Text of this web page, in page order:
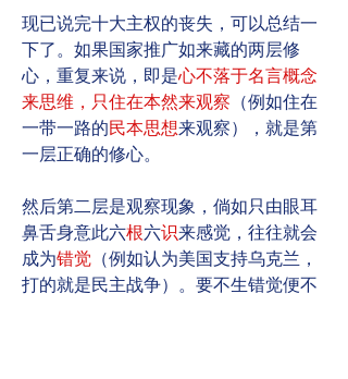
现已说完十大主权的丧失，可以总结一
下了。如果国家推广如来藏的两层修
心，重复来说，即是心不落于名言概念
来思维，只住在本然来观察 （例如住在
一带一路的民本思想来观察），就是第
一层正确的修心。
然后第二层是观察现象，倘如只由眼耳
鼻舌身意此六根六识来感觉，往往就会
成为错觉 （例如认为美国支持乌克兰，
打的就是民主战争）。要不生错觉便不